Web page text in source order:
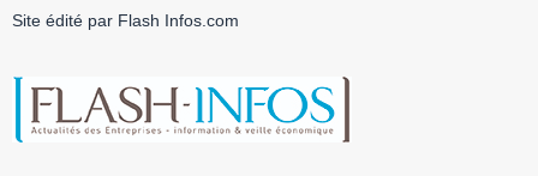
Site édité par Flash Infos.com